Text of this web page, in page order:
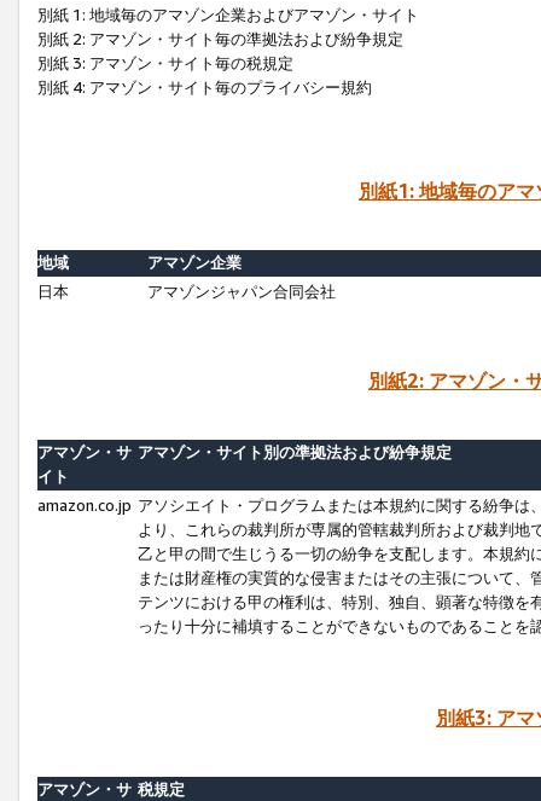
別紙 1: 地域毎のアマゾン企業およびアマゾン・サイト
別紙 2: アマゾン・サイト毎の準拠法および紛争規定
別紙 3: アマゾン・サイト毎の税規定
別紙 4: アマゾン・サイト毎のプライバシー規約
別紙1: 地域毎のア
地域
アマゾン企業
日本
アマゾンジャパン合同会社
別紙2: アマゾン・
アマゾン・サ
イト
アマゾン・サイト別の準拠法および紛争規定
amazon.co.jp アソシエイト・プログラムまたは本規約に関する紛争
より、これらの裁判所が専属的管轄裁判所および裁判
乙と甲の間で生じうる一切の紛争を支配します。本規
または財産権の実質的な侵害またはその主張について
テンツにおける甲の権利は、特別、独自、顕著な特徴
ったり十分に補填することができないものであることを
別紙3: ア
アマゾン・サ 税規定